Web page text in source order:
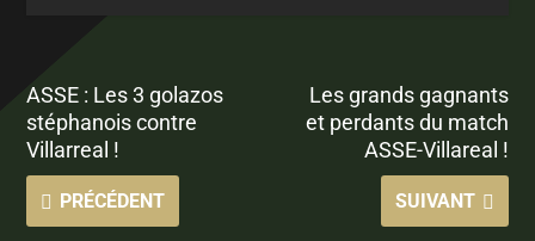
ASSE : Les 3 golazos
stéphanois contre
Villarreal !
PRÉCÉDENT
Les grands gagnants
et perdants du match
ASSE-Villareal !
SUIVANT